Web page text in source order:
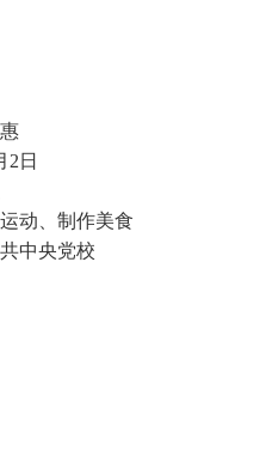
2日
动、制作美食
中央党校